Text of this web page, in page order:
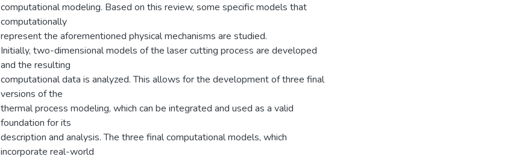
computational modeling. Based on this review, some specific models that
computationally
represent the aforementioned physical mechanisms are studied.
Initially, two-dimensional models of the laser cutting process are developed
and the resulting
computational data is analyzed. This allows for the development of three final
versions of the
thermal process modeling, which can be integrated and used as a valid
foundation for its
description and analysis. The three final computational models, which
incorporate real-world